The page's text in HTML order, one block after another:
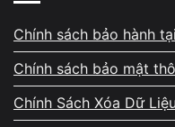
Chính sách bảo hành
Chính sách bảo mật
Chính Sách Xóa Dữ